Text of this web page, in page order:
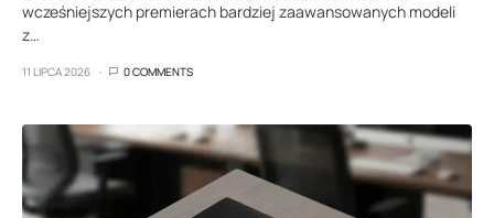
wcześniejszych premierach bardziej zaawansowanych modeli
z…
11 LIPCA 2026 0 COMMENTS